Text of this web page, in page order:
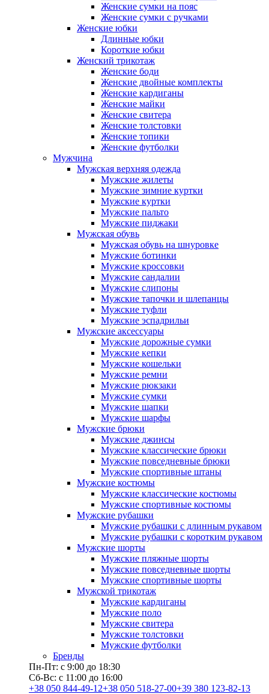
Женские сумки на пояс
Женские сумки с ручками
Женские юбки
Длинные юбки
Короткие юбки
Женский трикотаж
Женские боди
Женские двойные комплекты
Женские кардиганы
Женские майки
Женские свитера
Женские толстовки
Женские топики
Женские футболки
Мужчина
Мужская верхняя одежда
Мужские жилеты
Мужские зимние куртки
Мужские куртки
Мужские пальто
Мужские пиджаки
Мужская обувь
Мужская обувь на шнуровке
Мужские ботинки
Мужские кроссовки
Мужские сандалии
Мужские слипоны
Мужские тапочки и шлепанцы
Мужские туфли
Мужские эспадрильи
Мужские аксессуары
Мужские дорожные сумки
Мужские кепки
Мужские кошельки
Мужские ремни
Мужские рюкзаки
Мужские сумки
Мужские шапки
Мужские шарфы
Мужские брюки
Мужские джинсы
Мужские классические брюки
Мужские повседневные брюки
Мужские спортивные штаны
Мужские костюмы
Мужские классические костюмы
Мужские спортивные костюмы
Мужские рубашки
Мужские рубашки с длинным рукавом
Мужские рубашки с коротким рукавом
Мужские шорты
Мужские пляжные шорты
Мужские повседневные шорты
Мужские спортивные шорты
Мужской трикотаж
Мужские кардиганы
Мужские поло
Мужские свитера
Мужские толстовки
Мужские футболки
Бренды
Пн-Пт: с 9:00 до 18:30
Сб-Вс: с 11:00 до 16:00
+38 050 844-49-12+38 050 518-27-00+39 380 123-82-13